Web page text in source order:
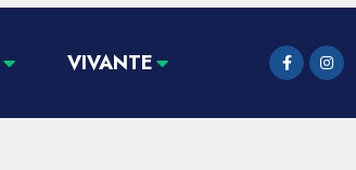
VIVANTE